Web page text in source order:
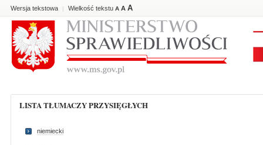
Wersja tekstowa | Wielkość tekstu A A A
LISTA TŁUMACZY PRZYSIĘGŁYCH
niemiecki